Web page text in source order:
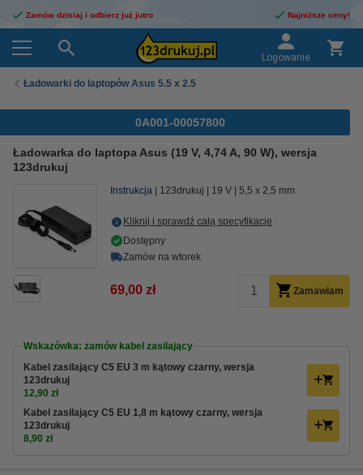
Zamów dzisiaj i odbierz już jutro Najniższe ceny!
Logowanie
Ładowarki do laptopów Asus 5.5 x 2.5
0A001-00057800
Ładowarka do laptopa Asus (19 V, 4,74 A, 90 W), wersja
123drukuj
Instrukcja 123drukuj 19 V 5,5 x 2,5 mm
Kliknij i sprawdź całą specyfikacje
Dostępny
Zamów na wtorek
69,00 zł Zamawiam
Wskazówka: zamów kabel zasilający
Kabel zasilający C5 EU 3 m kątowy czarny, wersja
123drukuj
12,90 zł
Kabel zasilający C5 EU 1,8 m kątowy czarny, wersja
123drukuj
8,90 zł